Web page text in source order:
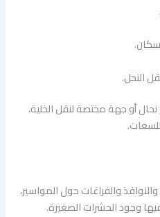
النحل.
أو جهة مختصة لنقل الخلية،
والفراغات حول المواسير،
وجود الحشرات الصغيرة.